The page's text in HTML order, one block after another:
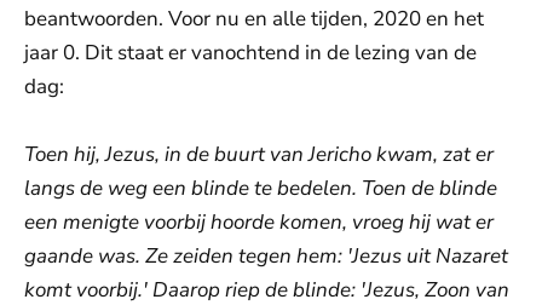
beantwoorden. Voor nu en alle tijden, 2020 en het
jaar 0. Dit staat er vanochtend in de lezing van de
dag:
Toen hij, Jezus, in de buurt van Jericho kwam, zat er
langs de weg een blinde te bedelen. Toen de blinde
een menigte voorbij hoorde komen, vroeg hij wat er
gaande was. Ze zeiden tegen hem: 'Jezus uit Nazaret
komt voorbij.' Daarop riep de blinde: 'Jezus, Zoon van